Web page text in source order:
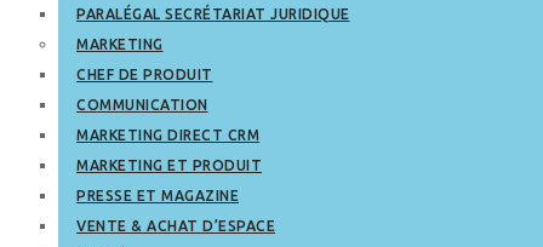
PARALÉGAL SECRÉTARIAT JURIDIQUE
MARKETING
CHEF DE PRODUIT
COMMUNICATION
MARKETING DIRECT CRM
MARKETING ET PRODUIT
PRESSE ET MAGAZINE
VENTE & ACHAT D’ESPACE